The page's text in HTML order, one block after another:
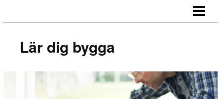
BYGG EGEN SÄNGGAVEL
BYGGA BORD AV LASTPALLAR
Lär dig bygga